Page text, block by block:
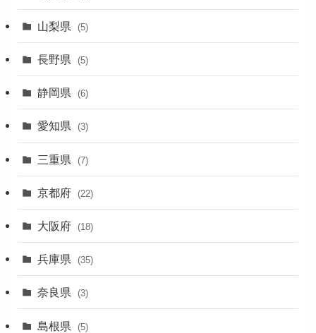
(1)
(5)
(11)
(4)
(4)
(17)
(4)
山梨県 (5)
長野県 (5)
静岡県 (6)
愛知県 (3)
三重県 (7)
京都府 (22)
大阪府 (18)
兵庫県 (35)
奈良県 (3)
島根県 (5)